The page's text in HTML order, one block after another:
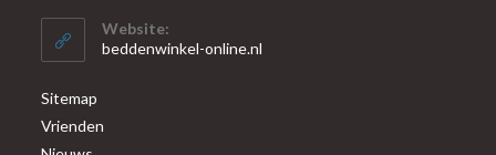
Website:
beddenwinkel-online.nl
Sitemap
Vrienden